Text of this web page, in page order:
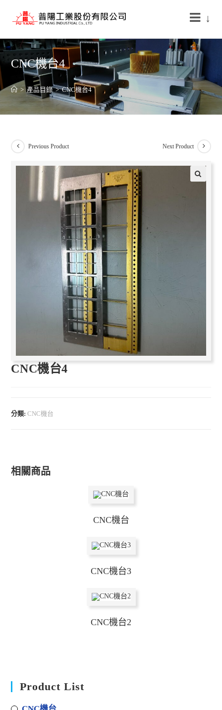
↓
CNC機台4
> 產品目錄 > CNC機台4
Previous Product Next Product
CNC機台4
分類:CNC機台
相關商品
CNC機台
CNC機台3
CNC機台2
Product List